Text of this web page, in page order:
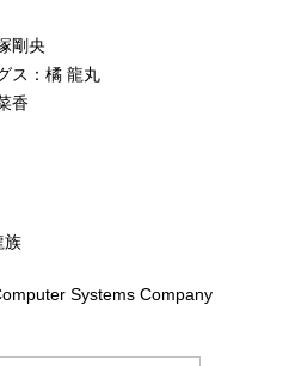
剛央
ス：橘 龍丸
香
族
Systems Company